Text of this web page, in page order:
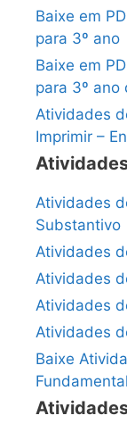
Baixe em
para 3º ano
Baixe em
para 3º ano
Atividades
Imprimir –
Atividades
Substantivo
Atividades
Atividades
Atividades
Atividades
Baixe
Fundamental